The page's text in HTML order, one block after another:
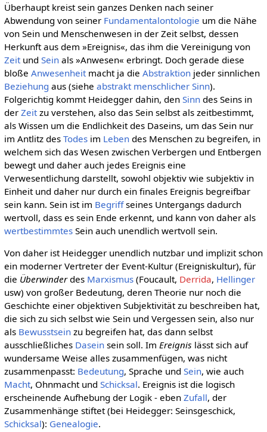
Überhaupt kreist sein ganzes Denken nach seiner
Abwendung von seiner Fundamentalontologie um die Nähe
von Sein und Menschenwesen in der Zeit selbst, dessen
Herkunft aus dem »Ereignis«, das ihm die Vereinigung von
Zeitund Seinals »Anwesen« erbringt. Doch gerade diese
bloße Anwesenheitmacht ja die Abstraktionjeder sinnlichen
Beziehung aus (siehe abstrakt menschlicher Sinn).
Folgerichtig kommt Heidegger dahin, den Sinndes Seins in
der Zeitzu verstehen, also das Sein selbst als zeitbestimmt,
als Wissen um die Endlichkeit des Daseins, um das Sein nur
im Antlitz des Todesim Lebendes Menschen zu begreifen, in
welchem sich das Wesen zwischen Verbergen und Entbergen
bewegt und daher auch jedes Ereignis eine
Verwesentlichung darstellt, sowohl objektiv wie subjektiv in
Einheit und daher nur durch ein finales Ereignis begreifbar
sein kann. Sein ist im Begriffseines Untergangs dadurch
wertvoll, dass es sein Ende erkennt, und kann von daher als
wertbestimmtesSein auch unendlich wertvoll sein.
Von daher ist Heidegger unendlich nutzbar und implizit schon
ein moderner Vertreter der Event-Kultur (Ereigniskultur), für
die Überwinderdes Marxismus(Foucault, Derrida, Hellinger
usw) von großer Bedeutung, deren Theorie nur noch die
Geschichte einer objektiven Subjektivität zu beschreiben hat,
die sich zu sich selbst wie Sein und Vergessen sein, also nur
als Bewusstseinzu begreifen hat, das dann selbst
ausschließliches Daseinsein soll. Im Ereignis lässt sich auf
wundersame Weise alles zusammenfügen, was nicht
zusammenpasst: Bedeutung, Sprache und Sein, wie auch
Macht, Ohnmacht und Schicksal. Ereignis ist die logisch
erscheinende Aufhebung der Logik - eben Zufall, der
Zusammenhänge stiftet (bei Heidegger: Seinsgeschick,
Schicksal): Genealogie.